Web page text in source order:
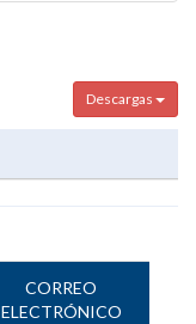
Descargas
CORREO
ELECTRÓNICO